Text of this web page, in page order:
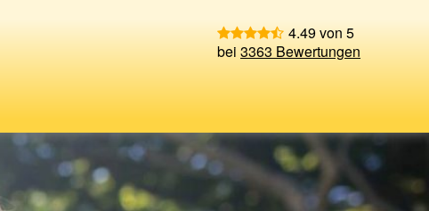
4.49 von 5
bei 3363 Bewertungen